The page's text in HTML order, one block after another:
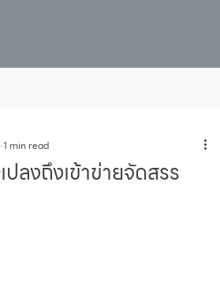
ลงถึงเข้าข่ายจัดสรร
1 min read